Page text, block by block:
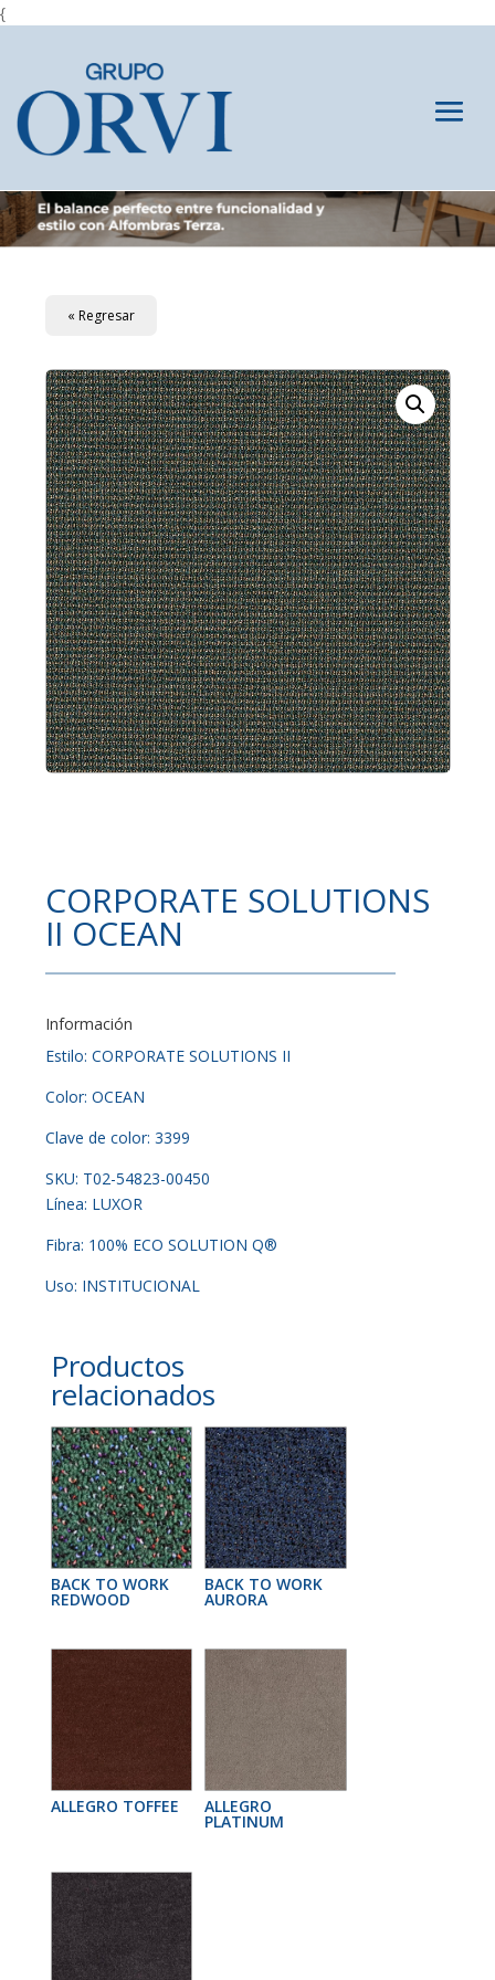
{
« Regresar
CORPORATE SOLUTIONS
II OCEAN
Información
Estilo: CORPORATE SOLUTIONS II
Color: OCEAN
Clave de color: 3399
SKU: T02-54823-00450
Línea: LUXOR
Fibra: 100% ECO SOLUTION Q®
Uso: INSTITUCIONAL
Productos
relacionados
BACK TO WORK
REDWOOD
BACK TO WORK
AURORA
ALLEGRO TOFFEE ALLEGRO
PLATINUM